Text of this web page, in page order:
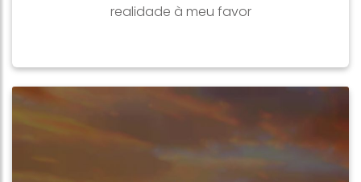
realidade à meu favor